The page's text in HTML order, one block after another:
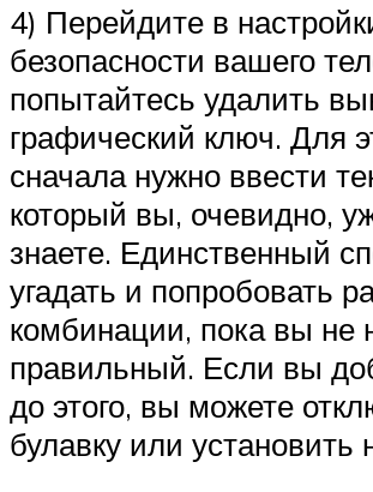
4) Перейдите в
безопасности вашего
попытайтесь удалить
графический ключ. Для
сначала нужно ввести
который вы, очевидно,
знаете. Единственный
угадать и попробовать
комбинации, пока вы не
правильный. Если вы
до этого, вы можете
булавку или установить